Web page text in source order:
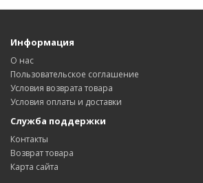
Информация
О нас
Пользовательское соглашение
Условия возврата товара
Условия оплаты и доставки
Служба поддержки
Контакты
Возврат товара
Карта сайта